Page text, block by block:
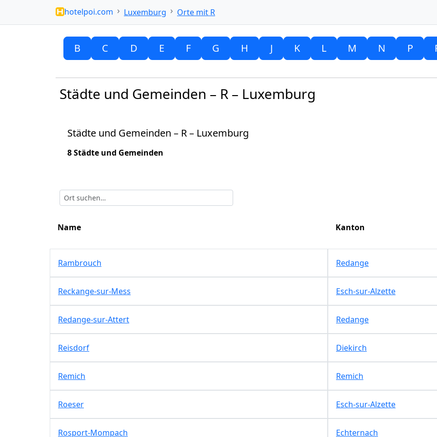
hotelpoi.com Luxemburg Orte mit R
B C D E F G H J K L M N P
Städte und Gemeinden – R – Luxemburg
Städte und Gemeinden – R – Luxemburg
8 Städte und Gemeinden
Name Kanton
Rambrouch Redange
Reckange-sur-Mess Esch-sur-Alzette
Redange-sur-Attert Redange
Reisdorf Diekirch
Remich Remich
Roeser Esch-sur-Alzette
Rosport-Mompach Echternach